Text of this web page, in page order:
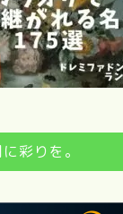
彩りを。